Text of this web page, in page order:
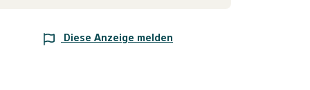
Diese Anzeige melden